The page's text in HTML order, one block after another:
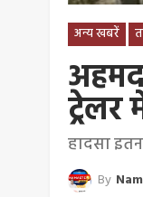
अन्य खबरें
ट्रेलर
हादसा
By